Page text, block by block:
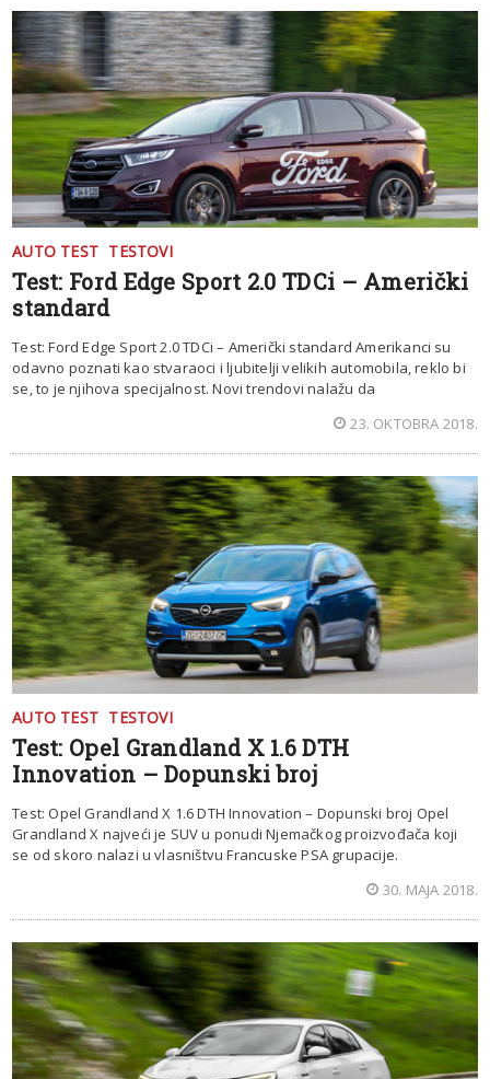
AUTO TEST TESTOVI
Test: Ford Edge Sport 2.0 TDCi – Američki
standard
Test: Ford Edge Sport 2.0 TDCi – Američki standard Amerikanci su
odavno poznati kao stvaraoci i ljubitelji velikih automobila, reklo bi
se, to je njihova specijalnost. Novi trendovi nalažu da
23. OKTOBRA 2018.
AUTO TEST TESTOVI
Test: Opel Grandland X 1.6 DTH
Innovation – Dopunski broj
Test: Opel Grandland X 1.6 DTH Innovation – Dopunski broj Opel
Grandland X najveći je SUV u ponudi Njemačkog proizvođača koji
se od skoro nalazi u vlasništvu Francuske PSA grupacije.
30. MAJA 2018.